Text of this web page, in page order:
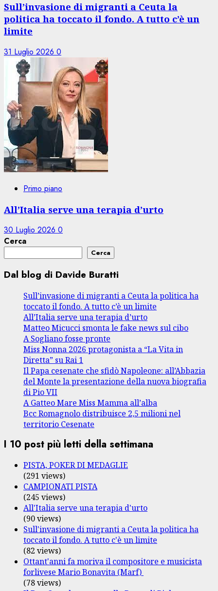
Sull’invasione di migranti a Ceuta la
politica ha toccato il fondo. A tutto c’è un
limite
31 Luglio 2026 0
Primo piano
All’Italia serve una terapia d’urto
30 Luglio 2026 0
Cerca
Cerca
Dal blog di Davide Buratti
Sull’invasione di migranti a Ceuta la politica ha
toccato il fondo. A tutto c’è un limite
All’Italia serve una terapia d’urto
Matteo Micucci smonta le fake news sul cibo
A Sogliano fosse pronte
Miss Nonna 2026 protagonista a “La Vita in
Diretta” su Rai 1
Il Papa cesenate che sfidò Napoleone: all’Abbazia
del Monte la presentazione della nuova biografia
di Pio VII
A Gatteo Mare Miss Mamma all’alba
Bcc Romagnolo distribuisce 2,5 milioni nel
territorio Cesenate
I 10 post più letti della settimana
PISTA, POKER DI MEDAGLIE
(291 views)
CAMPIONATI PISTA
(245 views)
All'Italia serve una terapia d'urto
(90 views)
Sull'invasione di migranti a Ceuta la politica ha
toccato il fondo. A tutto c'è un limite
(82 views)
Ottant'anni fa moriva il compositore e musicista
forlivese Mario Bonavita (Marf)
(78 views)